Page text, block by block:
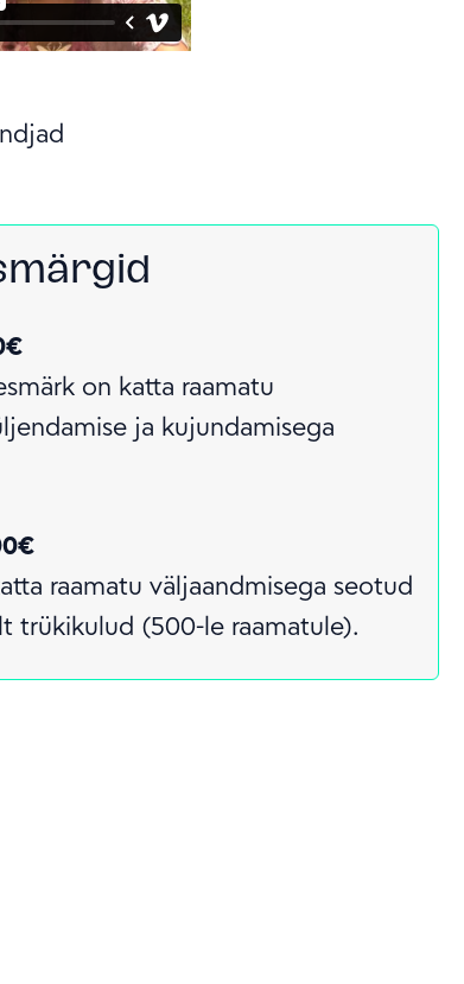
on katta raamatu
ja kujundamisega
raamatu väljaandmisega seotud
trükikulud (500-le raamatule).